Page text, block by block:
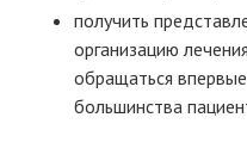
получить
организацию
обращаться
большинства